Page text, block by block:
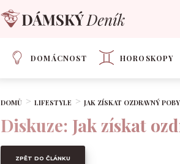
DOMÁCNOST HOROSKOPY
DOMŮ LIFESTYLE JAK ZÍSKAT OZDRAVNÝ
Diskuze: Jak získat
ZPĚT DO ČLÁNKU